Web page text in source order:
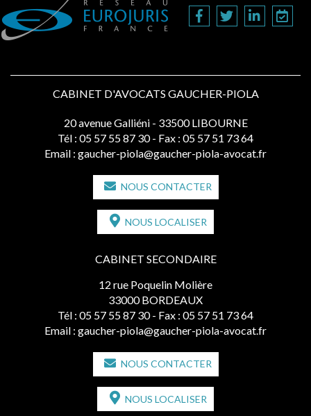
CABINET D'AVOCATS GAUCHER-PIOLA
20 avenue Galliéni - 33500 LIBOURNE
Tél : 05 57 55 87 30 - Fax : 05 57 51 73 64
Email : gaucher-piola@gaucher-piola-avocat.fr
NOUS CONTACTER
NOUS LOCALISER
CABINET SECONDAIRE
12 rue Poquelin Molière
33000 BORDEAUX
Tél : 05 57 55 87 30 - Fax : 05 57 51 73 64
Email : gaucher-piola@gaucher-piola-avocat.fr
NOUS CONTACTER
NOUS LOCALISER